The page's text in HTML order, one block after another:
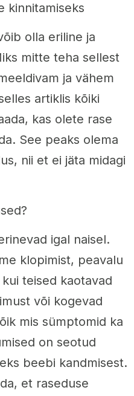
kinnitamiseks
olla eriline ja
mitte teha sellest
ja vähem
artiklis kõiki
kas olete rase
See peaks olema
nii et ei jäta midagi
igal naisel.
klopimist, peavalu
teised kaotavad
või kogevad
mis sümptomid ka
on seotud
beebi kandmisest.
et raseduse